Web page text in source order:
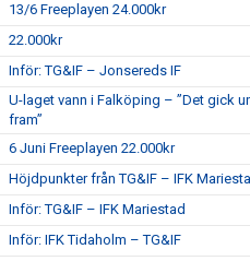
13/6 Freeplayen 24.000kr
22.000kr
Inför: TG&IF – Jonsereds IF
U-laget vann i Falköping – ”Det gick
fram”
6 Juni Freeplayen 22.000kr
Höjdpunkter från TG&IF – IFK
Inför: TG&IF – IFK Mariestad
Inför: IFK Tidaholm – TG&IF